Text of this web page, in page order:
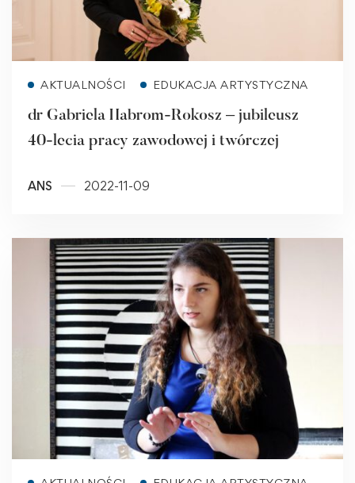
AKTUALNOŚCI EDUKACJA ARTYSTYCZNA
dr Gabriela Habrom-Rokosz – jubileusz
40-lecia pracy zawodowej i twórczej
ANS 2022-11-09